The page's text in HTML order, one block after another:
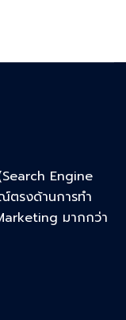
Engine
ตรงด้านการทำ
มากกว่า